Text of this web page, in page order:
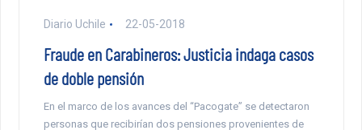
Diario Uchile 22-05-2018
Fraude en Carabineros: Justicia indaga casos
de doble pensión
En el marco de los avances del “Pacogate” se detectaron
personas que recibirían dos pensiones provenientes de